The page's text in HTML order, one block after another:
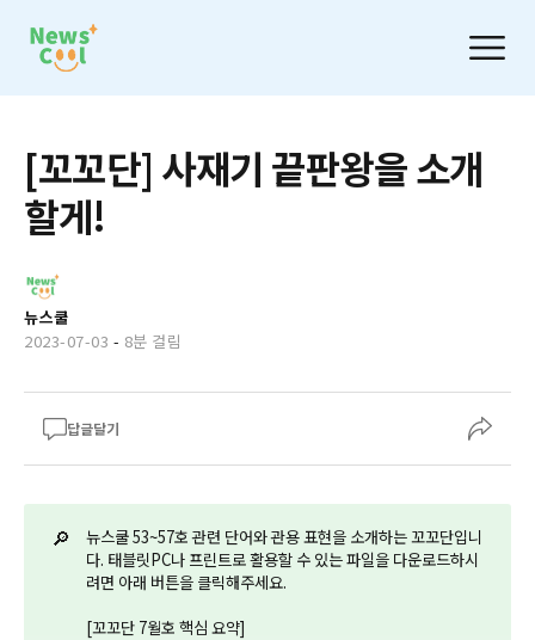
[꼬꼬단] 사재기 끝판왕을 소개
할게!
뉴스쿨
2023-07-03 - 8분 걸림
답글달기
🔎
뉴스쿨 53~57호 관련 단어와 관용 표현을 소개하는 꼬꼬단입니
다. 태블릿PC나 프린트로 활용할 수 있는 파일을 다운로드하시
려면 아래 버튼을 클릭해주세요.
[꼬꼬단 7월호 핵심 요약]